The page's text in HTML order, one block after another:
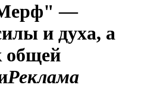
—
и духа, а
общей
Реклама